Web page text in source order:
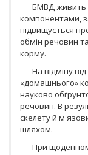
БМВД живить
компонентами,
підвищується
обмін речовин
корму.
На відміну
«домашнього»
науково
речовин. В
скелету й
шляхом.
При